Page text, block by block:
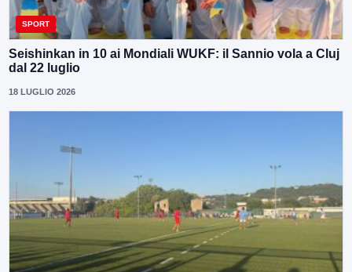
SPORT
Seishinkan in 10 ai Mondiali WUKF: il Sannio vola a Cluj
dal 22 luglio
18 LUGLIO 2026